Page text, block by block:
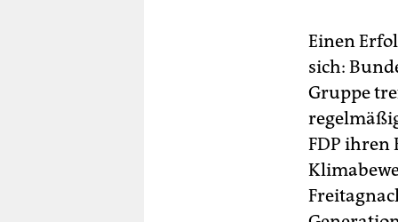
Einen
sich:
Gruppe
FDP ihren